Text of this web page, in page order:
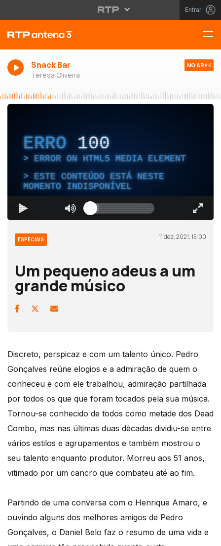
Entrar
Snack Bar
Teresa Oliveira
NO AR
ERRO 100
ERROR ON HTML5 MEDIA ELEMENT
ESTE CONTEÚDO ESTÁ NESTE
MOMENTO INDISPONÍVEL
ESPECIAIS 11 dez, 2021, 15:00
Um pequeno adeus a um
grande músico
Discreto, perspicaz e com um talento único. Pedro
Gonçalves reúne elogios e a admiração de quem o
conheceu e com ele trabalhou, admiração partilhada
por todos os que que foram tocados pela sua música.
Tornou-se conhecido de todos como metade dos Dead
Combo, mas nas últimas duas décadas dividiu-se entre
vários estilos e agrupamentos e também mostrou o
seu talento enquanto produtor. Morreu aos 51 anos,
vitimado por um cancro que combateu até ao fim.
Partindo de uma conversa com o Henrique Amaro, e
ouvindo alguns dos melhores amigos de Pedro
Gonçalves, o Daniel Belo faz o resumo de uma vida e